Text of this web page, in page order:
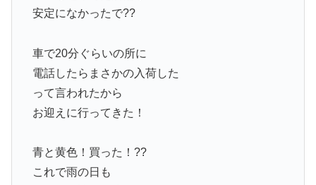
安定になかったで??
車で20分ぐらいの所に
電話したらまさかの入荷した
って言われたから
お迎えに行ってきた！
青と黄色！買った！??
これで雨の日も